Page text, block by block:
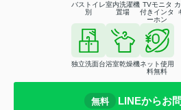
バストイレ
別
室内洗濯機
置場
TVモニタ
付きインタ
ーホン
独立洗面台浴室乾燥機ネット使用
料無料
無料 LINEからお